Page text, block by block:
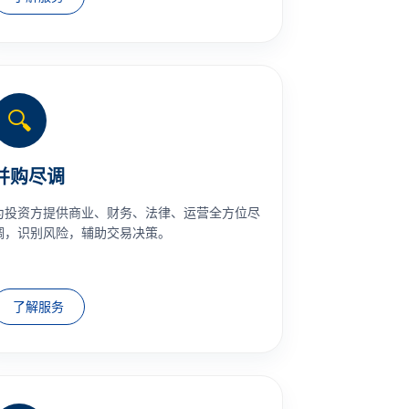
🔍
购尽调
投资方提供商业、财务、法律、运营全方位尽
，识别风险，辅助交易决策。
了解服务